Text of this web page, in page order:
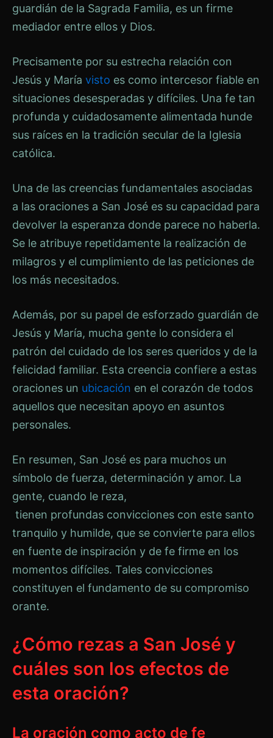
guardián de la Sagrada Familia, es un firme
mediador entre ellos y Dios.
Precisamente por su estrecha relación con
Jesús y María visto es como intercesor fiable en
situaciones desesperadas y difíciles. Una fe tan
profunda y cuidadosamente alimentada hunde
sus raíces en la tradición secular de la Iglesia
católica.
Una de las creencias fundamentales asociadas
a las oraciones a San José es su capacidad para
devolver la esperanza donde parece no haberla.
Se le atribuye repetidamente la realización de
milagros y el cumplimiento de las peticiones de
los más necesitados.
Además, por su papel de esforzado guardián de
Jesús y María, mucha gente lo considera el
patrón del cuidado de los seres queridos y de la
felicidad familiar. Esta creencia confiere a estas
oraciones un ubicación en el corazón de todos
aquellos que necesitan apoyo en asuntos
personales.
En resumen, San José es para muchos un
símbolo de fuerza, determinación y amor. La
gente, cuando le reza,
tienen profundas convicciones con este santo
tranquilo y humilde, que se convierte para ellos
en fuente de inspiración y de fe firme en los
momentos difíciles. Tales convicciones
constituyen el fundamento de su compromiso
orante.
¿Cómo rezas a San José y
cuáles son los efectos de
esta oración?
La oración como acto de fe